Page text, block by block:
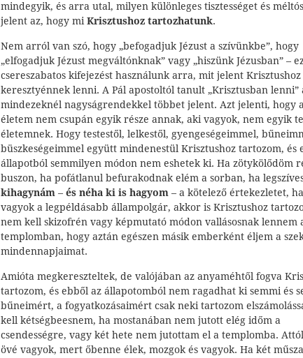
mindegyik, és arra utal, milyen különleges tisztességet és
jelent az, hogy miKrisztushoz tartozhatunk.
Nem arról van szó, hogy „befogadjuk Jézust a szívünkbe”, hogy
„elfogadjuk Jézust megváltónknak” vagy „hiszünk Jézusban” –
csereszabatos kifejezést használunk arra, mit jelent
keresztyénnek lenni. A Pál apostoltól tanult „Krisztusban lenni”
mindezeknél nagyságrendekkel többet jelent. Azt jelenti, hogy
életem nem csupán egyik része annak, aki vagyok, nem egyik
életemnek. Hogy testestől, lelkestől, gyengeségeimmel,
büszkeségeimmel együtt mindenestül Krisztushoz tartozom, és
állapotból semmilyen módon nem eshetek ki. Ha zötykölődöm
buszon, ha pofátlanul befurakodnak elém a sorban, ha
kihagynám – és néha ki is hagyom – a kötelező értekezletet,
vagyok a legpéldásabb állampolgár, akkor is Krisztushoz
nem kell skizofrén vagy képmutató módon vallásosnak lennem
templomban, hogy aztán egészen másik emberként éljem a
mindennapjaimat.
Amióta megkereszteltek, de valójában az anyaméhtől fogva
tartozom, és ebből az állapotomból nem ragadhat ki semmi és
bűneimért, a fogyatkozásaimért csak neki tartozom
kell kétségbeesnem, ha mostanában nem jutott elég időm a
csendességre, vagy két hete nem jutottam el a templomba.
övé vagyok, mert őbenne élek, mozgok és vagyok. Ha két